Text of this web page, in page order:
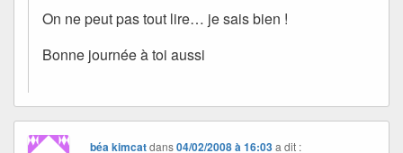
On ne peut pas tout lire… je sais bien !
Bonne journée à toi aussi
béa kimcatdans04/02/2008 à 16:03 a dit :